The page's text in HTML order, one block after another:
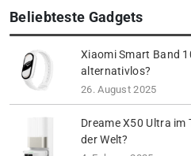
Beliebteste Gadgets
Xiaomi Smart Band
alternativlos?
26. August 2025
Dreame X50 Ultra
der Welt?